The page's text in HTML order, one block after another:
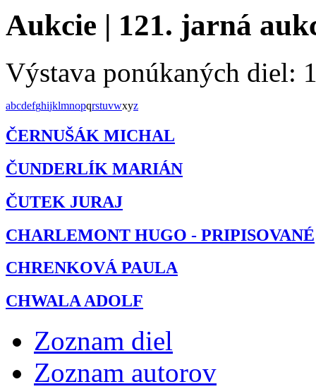
Aukcie | 121. jarná
Výstava ponúkaných diel:
abcdefghijklmnopqrstuvwxyz
ČERNUŠÁK MICHAL
ČUNDERLÍK MARIÁN
ČUTEK JURAJ
CHARLEMONT HUGO - PRIPISOVANÉ
CHRENKOVÁ PAULA
CHWALA ADOLF
Zoznam diel
Zoznam autorov